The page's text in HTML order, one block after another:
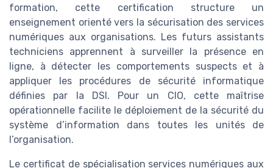
formation, cette certification structure un
enseignement orienté vers la sécurisation des services
numériques aux organisations. Les futurs assistants
techniciens apprennent à surveiller la présence en
ligne, à détecter les comportements suspects et à
appliquer les procédures de sécurité informatique
définies par la DSI. Pour un CIO, cette maîtrise
opérationnelle facilite le déploiement de la sécurité du
système d’information dans toutes les unités de
l’organisation.
Le certificat de spécialisation services numériques aux